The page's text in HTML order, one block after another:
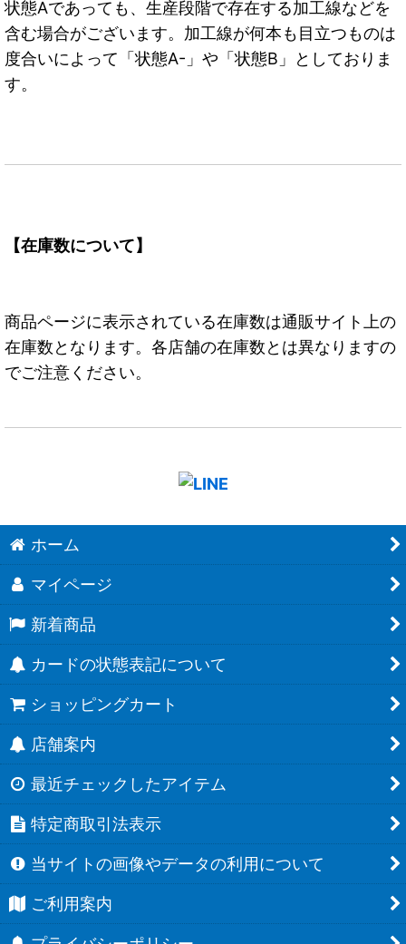
状態Aであっても、生産段階で存在する加工線などを
含む場合がございます。加工線が何本も目立つものは
度合いによって「状態A-」や「状態B」としておりま
す。
【在庫数について】
商品ページに表示されている在庫数は通販サイト上の
在庫数となります。各店舗の在庫数とは異なりますの
でご注意ください。
ホーム
マイページ
新着商品
カードの状態表記について
ショッピングカート
店舗案内
最近チェックしたアイテム
特定商取引法表示
当サイトの画像やデータの利用について
ご利用案内